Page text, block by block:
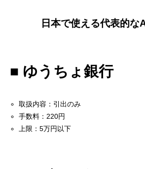
日本で使える代表的な
■ ゆうちょ銀行
取扱内容：引出のみ
手数料：220円
上限：5万円以下